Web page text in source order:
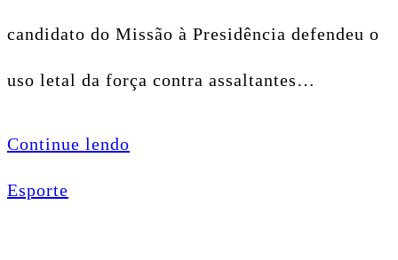
candidato do Missão à Presidência defendeu o
uso letal da força contra assaltantes…
Continue lendo
Esporte